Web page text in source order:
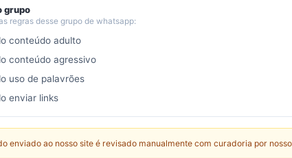
grupo
regras desse grupo de whatsapp:
conteúdo adulto
conteúdo agressivo
uso de palavrões
enviar links
enviado ao nosso site é revisado manualmente com curadoria por